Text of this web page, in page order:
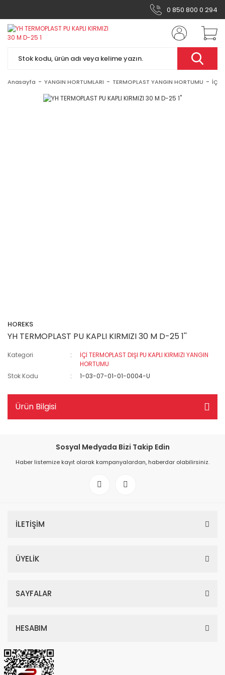
0 850 800 0 294
Anasayfa YANGIN HORTUMLARI TERMOPLAST YANGIN HORTUMU İÇİ
HOREKS
YH TERMOPLAST PU KAPLI KIRMIZI 30 M D-25 1''
Kategori
İÇİ TERMOPLAST DIŞI PU KAPLI KIRMIZI YANGIN
HORTUMU
Stok Kodu
1-03-07-01-01-0004-U
Ürün Bilgisi
Sosyal Medyada Bizi Takip Edin
Haber listemize kayıt olarak kampanyalardan, haberdar olabilirsiniz.
İLETİŞİM
ÜYELİK
SAYFALAR
HESABIM